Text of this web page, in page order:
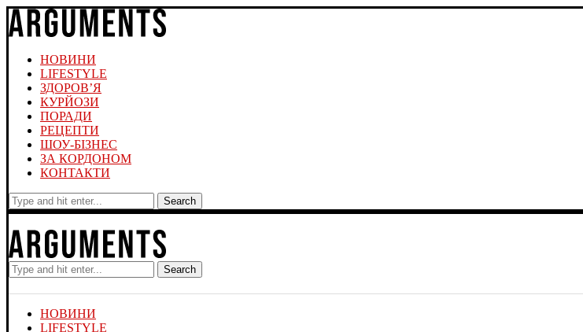
НОВИНИ
LIFESTYLE
ЗДОРОВ’Я
КУРЙОЗИ
ПОРАДИ
РЕЦЕПТИ
ШОУ-БІЗНЕС
ЗА КОРДОНОМ
КОНТАКТИ
Search
Search
НОВИНИ
LIFESTYLE